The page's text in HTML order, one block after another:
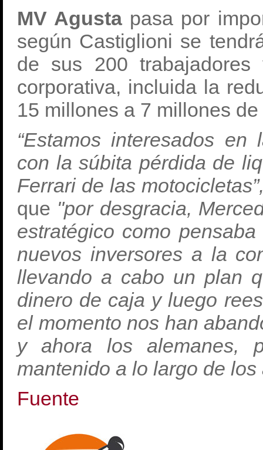
MV Agusta pasa por
según Castiglioni se
de sus 200 trabajadores
corporativa, incluida la
15 millones a 7 millones
“Estamos interesados
con la súbita pérdida de
Ferrari de las
que "por desgracia,
estratégico como
nuevos inversores a la
llevando a cabo un plan
dinero de caja y luego
el momento nos han
y ahora los alemanes,
mantenido a lo largo de
Fuente